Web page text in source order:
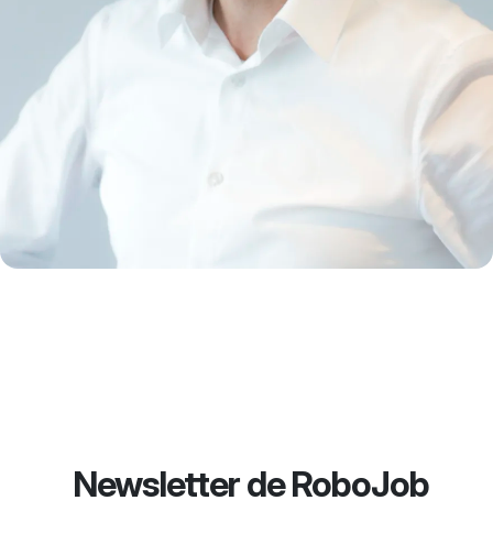
Newsletter de RoboJob